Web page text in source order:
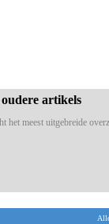
artikels
het meest uitgebreide